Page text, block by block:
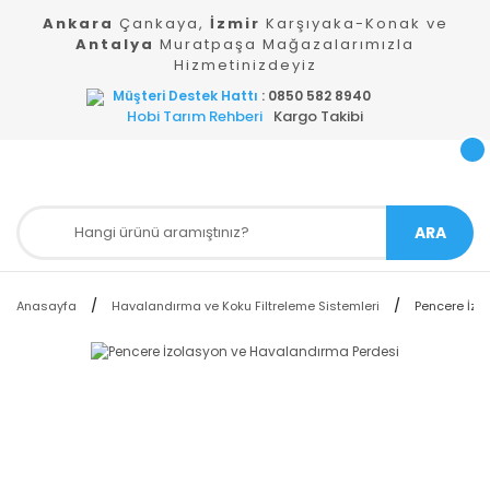
Ankara Çankaya, İzmir Karşıyaka-Konak ve
Antalya Muratpaşa Mağazalarımızla
Hizmetinizdeyiz
Müşteri Destek Hattı : 0850 582 8940
Hobi Tarım Rehberi Kargo Takibi
ARA
Anasayfa Havalandırma ve Koku Filtreleme Sistemleri Pencere